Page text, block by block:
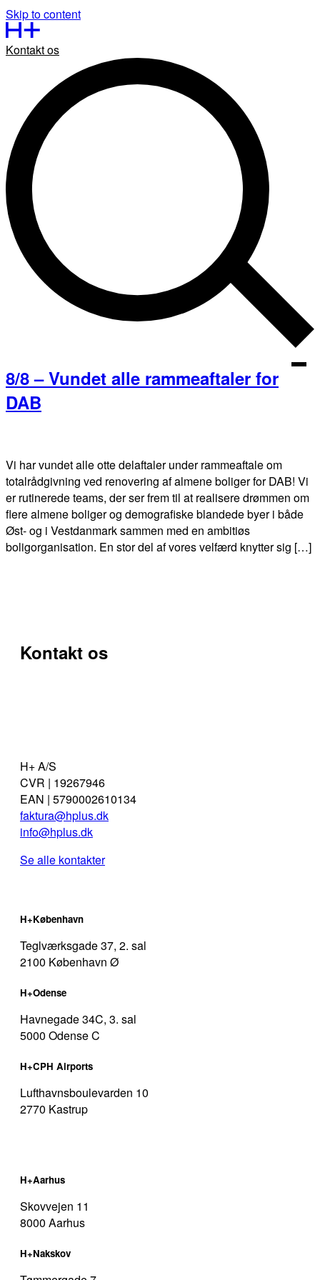
Skip to content
Kontakt os
8/8 – Vundet alle rammeaftaler for
DAB
Vi har vundet alle otte delaftaler under rammeaftale om
totalrådgivning ved renovering af almene boliger for DAB! Vi
er rutinerede teams, der ser frem til at realisere drømmen om
flere almene boliger og demografiske blandede byer i både
Øst- og i Vestdanmark sammen med en ambitiøs
boligorganisation. En stor del af vores velfærd knytter sig […]
Kontakt os
H+ A/S
CVR | 19267946
EAN | 5790002610134
faktura@hplus.dk
info@hplus.dk
Se alle kontakter
H+København
Teglværksgade 37, 2. sal
2100 København Ø
H+Odense
Havnegade 34C, 3. sal
5000 Odense C
H+CPH Airports
Lufthavnsboulevarden 10
2770 Kastrup
H+Aarhus
Skovvejen 11
8000 Aarhus
H+Nakskov
Medarbejdere